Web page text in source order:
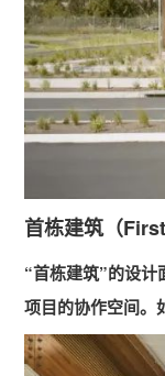
首栋建筑（
“首栋建筑”的设
项目的协作空间。